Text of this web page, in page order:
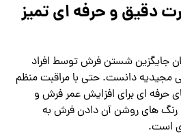
دقیق و حرفه ای تمیز
جایگزین شستن فرش توسط افراد
مجیدیه دانست. حتی با مراقبت منظم
حرفه ای برای افزایش عمر فرش و
رنگ های روشن آن دادن فرش به
است.